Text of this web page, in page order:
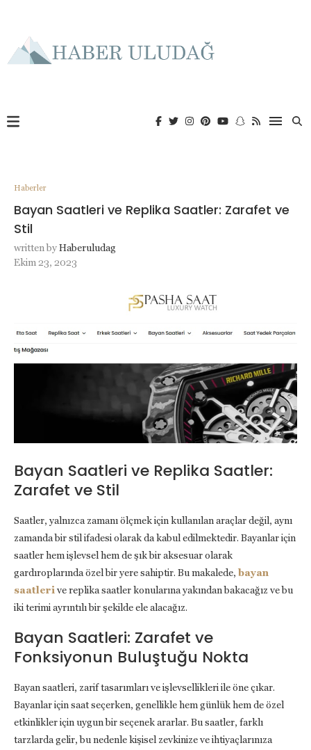
Haberler
Bayan Saatleri ve Replika Saatler: Zarafet ve
Stil
written byHaberuludag
Ekim 23, 2023
Bayan Saatleri ve Replika Saatler:
Zarafet ve Stil
Saatler, yalnızca zamanı ölçmek için kullanılan araçlar değil, aynı
zamanda bir stil ifadesi olarak da kabul edilmektedir. Bayanlar için
saatler hem işlevsel hem de şık bir aksesuar olarak
gardıroplarında özel bir yere sahiptir. Bu makalede, bayan
saatleri ve replika saatler konularına yakından bakacağız ve bu
iki terimi ayrıntılı bir şekilde ele alacağız.
Bayan Saatleri: Zarafet ve
Fonksiyonun Buluştuğu Nokta
Bayan saatleri, zarif tasarımları ve işlevsellikleri ile öne çıkar.
Bayanlar için saat seçerken, genellikle hem günlük hem de özel
etkinlikler için uygun bir seçenek ararlar. Bu saatler, farklı
tarzlarda gelir, bu nedenle kişisel zevkinize ve ihtiyaçlarınıza